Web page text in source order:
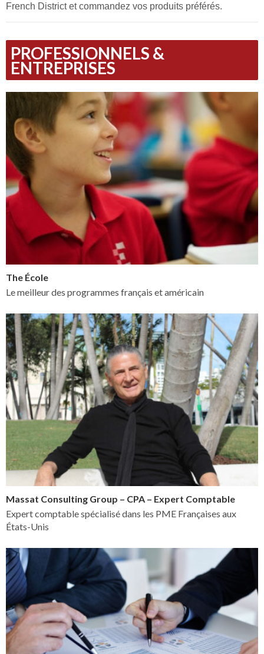
French District et commandez vos produits préférés.
PROFESSIONNELS &
ENTREPRISES
The École
Le meilleur des programmes français et américain
Massat Consulting Group – CPA – Expert Comptable
Expert comptable spécialisé dans les PME Françaises aux
États-Unis